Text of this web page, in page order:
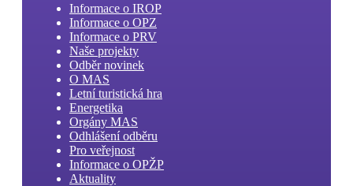
Informace o IROP
Informace o OPZ
Informace o PRV
Naše projekty
Odběr novinek
O MAS
Letní turistická hra
Energetika
Orgány MAS
Odhlášení odběru
Pro veřejnost
Informace o OPŽP
Aktuality